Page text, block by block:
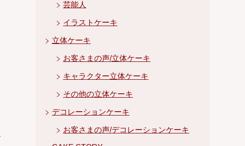
芸能人
イラストケーキ
立体ケーキ
お客さまの声/立体ケーキ
キャラクター立体ケーキ
その他の立体ケーキ
デコレーションケーキ
お客さまの声/デコレーションケーキ